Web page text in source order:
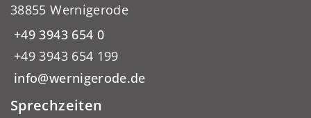
38855 Wernigerode
+49 3943 654 0
+49 3943 654 199
info@wernigerode.de
Sprechzeiten